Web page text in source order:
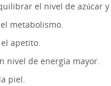
el nivel de azúcar
metabolismo.
apetito.
nivel de energía mayor.
piel.